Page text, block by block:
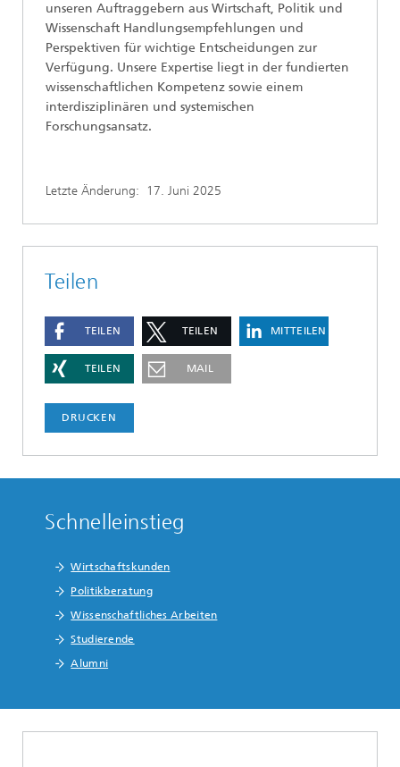
unseren Auftraggebern aus Wirtschaft, Politik und
Wissenschaft Handlungsempfehlungen und
Perspektiven für wichtige Entscheidungen zur
Verfügung. Unsere Expertise liegt in der fundierten
wissenschaftlichen Kompetenz sowie einem
interdisziplinären und systemischen
Forschungsansatz.
Letzte Änderung: 17. Juni 2025
Teilen
TEILEN TEILEN MITTEILEN
TEILEN MAIL
DRUCKEN
Schnelleinstieg
Wirtschaftskunden
Politikberatung
Wissenschaftliches Arbeiten
Studierende
Alumni